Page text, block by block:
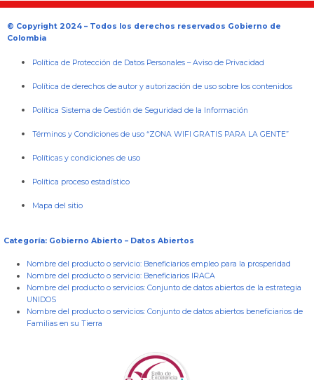
© Copyright 2024 – Todos los derechos reservados Gobierno de
Colombia
Política de Protección de Datos Personales –Aviso de Privacidad
Política de derechos de autor y autorización de uso sobre los contenidos
Política Sistema de Gestión de Seguridad de la Información
Términos y Condiciones de uso “ZONA WIFI GRATIS PARA LA GENTE”
Políticas y condiciones de uso
Política proceso estadístico
Mapa del sitio
Categoría: Gobierno Abierto – Datos Abiertos
Nombre del producto o servicio: Beneficiarios empleo para la prosperidad
Nombre del producto o servicio: Beneficiarios IRACA
Nombre del producto o servicios: Conjunto de datos abiertos de la estrategia
UNIDOS
Nombre del producto o servicios: Conjunto de datos abiertos beneficiarios de
Familias en su Tierra